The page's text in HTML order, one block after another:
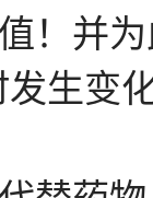
！并
生变